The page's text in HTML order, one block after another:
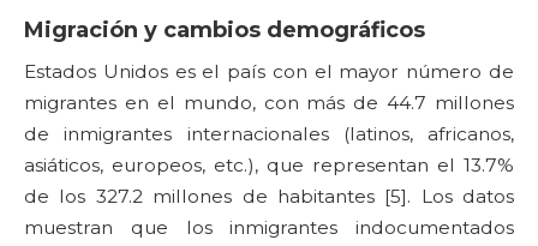
Migración y cambios demográficos
Estados Unidos es el país con el mayor número de
migrantes en el mundo, con más de 44.7 millones
de inmigrantes internacionales (latinos, africanos,
asiáticos, europeos, etc.), que representan el 13.7%
de los 327.2 millones de habitantes [5]. Los datos
muestran que los inmigrantes indocumentados